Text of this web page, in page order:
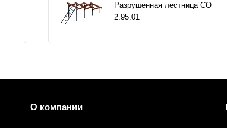
Разрушенная лестница СО
2.95.01
О компании